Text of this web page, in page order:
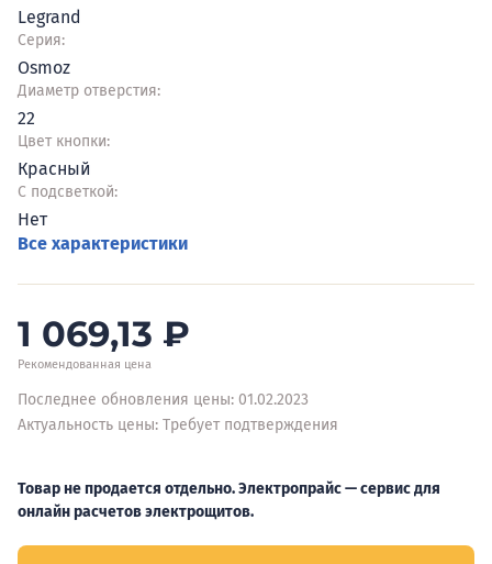
Legrand
Серия:
Osmoz
Диаметр отверстия:
22
Цвет кнопки:
Красный
С подсветкой:
Нет
Все характеристики
1 069,13 ₽
Рекомендованная цена
Последнее обновления цены: 01.02.2023
Актуальность цены: Требует подтверждения
Товар не продается отдельно. Электропрайс — сервис для
онлайн расчетов электрощитов.